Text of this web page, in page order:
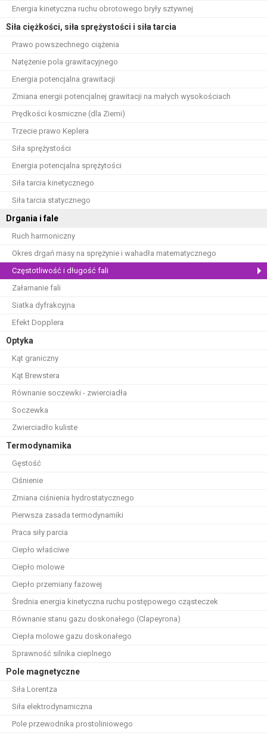
Energia kinetyczna ruchu obrotowego bryły sztywnej
Siła ciężkości, siła sprężystości i siła tarcia
Prawo powszechnego ciążenia
Natężenie pola grawitacyjnego
Energia potencjalna grawitacji
Zmiana energii potencjalnej grawitacji na małych wysokościach
Prędkości kosmiczne (dla Ziemi)
Trzecie prawo Keplera
Siła sprężystości
Energia potencjalna sprężytości
Siła tarcia kinetycznego
Siła tarcia statycznego
Drgania i fale
Ruch harmoniczny
Okres drgań masy na sprężynie i wahadła matematycznego
Częstotliwość i długość fali
Załamanie fali
Siatka dyfrakcyjna
Efekt Dopplera
Optyka
Kąt graniczny
Kąt Brewstera
Równanie soczewki - zwierciadła
Soczewka
Zwierciadło kuliste
Termodynamika
Gęstość
Ciśnienie
Zmiana ciśnienia hydrostatycznego
Pierwsza zasada termodynamiki
Praca siły parcia
Ciepło właściwe
Ciepło molowe
Ciepło przemiany fazowej
Średnia energia kinetyczna ruchu postępowego cząsteczek
Równanie stanu gazu doskonałego (Clapeyrona)
Ciepła molowe gazu doskonałego
Sprawność silnika cieplnego
Pole magnetyczne
Siła Lorentza
Siła elektrodynamiczna
Pole przewodnika prostoliniowego